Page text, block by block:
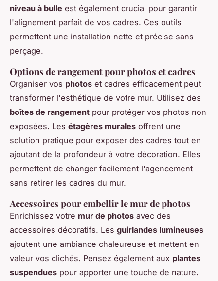
niveau à bulle est également crucial pour garantir
l'alignement parfait de vos cadres. Ces outils
permettent une installation nette et précise sans
perçage.
Options de rangement pour photos et cadres
Organiser vos photos et cadres efficacement peut
transformer l'esthétique de votre mur. Utilisez des
boîtes de rangement pour protéger vos photos non
exposées. Les étagères murales offrent une
solution pratique pour exposer des cadres tout en
ajoutant de la profondeur à votre décoration. Elles
permettent de changer facilement l'agencement
sans retirer les cadres du mur.
Accessoires pour embellir le mur de photos
Enrichissez votre mur de photos avec des
accessoires décoratifs. Les guirlandes lumineuses
ajoutent une ambiance chaleureuse et mettent en
valeur vos clichés. Pensez également aux plantes
suspendues pour apporter une touche de nature.